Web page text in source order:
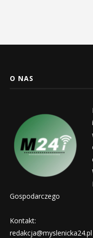
O NAS
Gospodarczego
Kontakt:
redakcja@myslenicka24.pl